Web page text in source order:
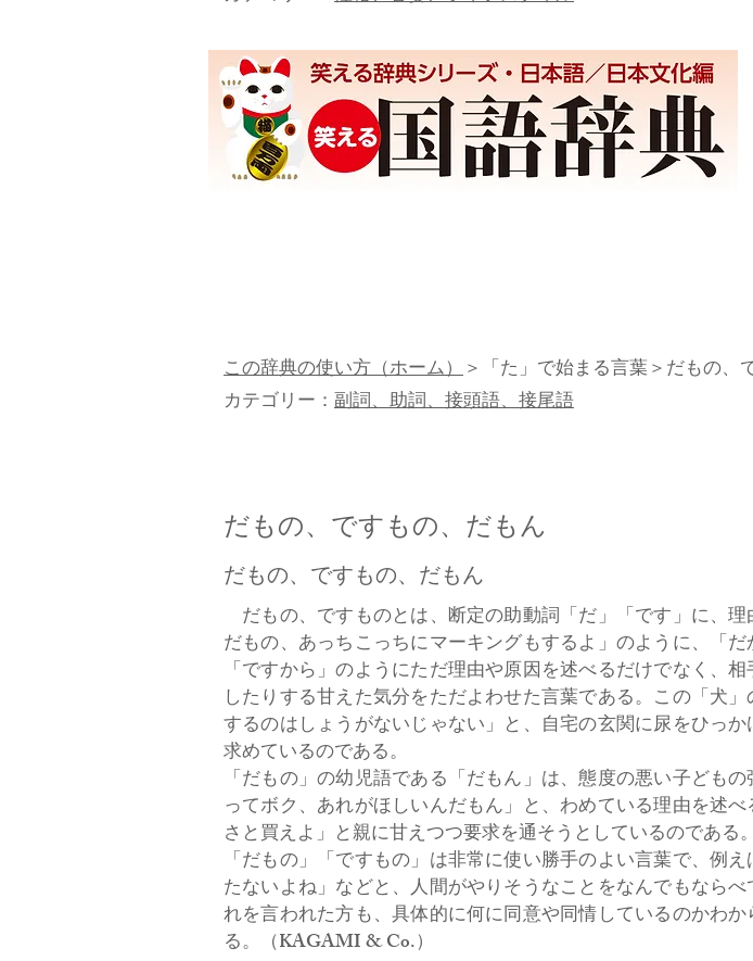
この辞典の使い方（ホーム）＞ 「た」で始まる言葉＞だもの、
カテゴリー： 副詞、助詞、接頭語、接尾語
だもの、ですもの、だもん
だもの、ですもの、だもん
だもの、ですものとは、断定の助動詞「だ」「です」に、
だもの、あっちこっちにマーキングもするよ」のように、「
「ですから」のようにただ理由や原因を述べるだけでなく、
したりする甘えた気分をただよわせた言葉である。この「犬
するのはしょうがないじゃない」と、自宅の玄関に尿をひっ
求めているのである。
「だもの」の幼児語である「だもん」は、態度の悪い子ども
ってボク、あれがほしいんだもん」と、わめている理由を述
さと買えよ」と親に甘えつつ要求を通そうとしているのである。
「だもの」「ですもの」は非常に使い勝手のよい言葉で、例
たないよね」などと、人間がやりそうなことをなんでもなら
れを言われた方も、具体的に何に同意や同情しているのかわ
る。（KAGAMI & Co.）